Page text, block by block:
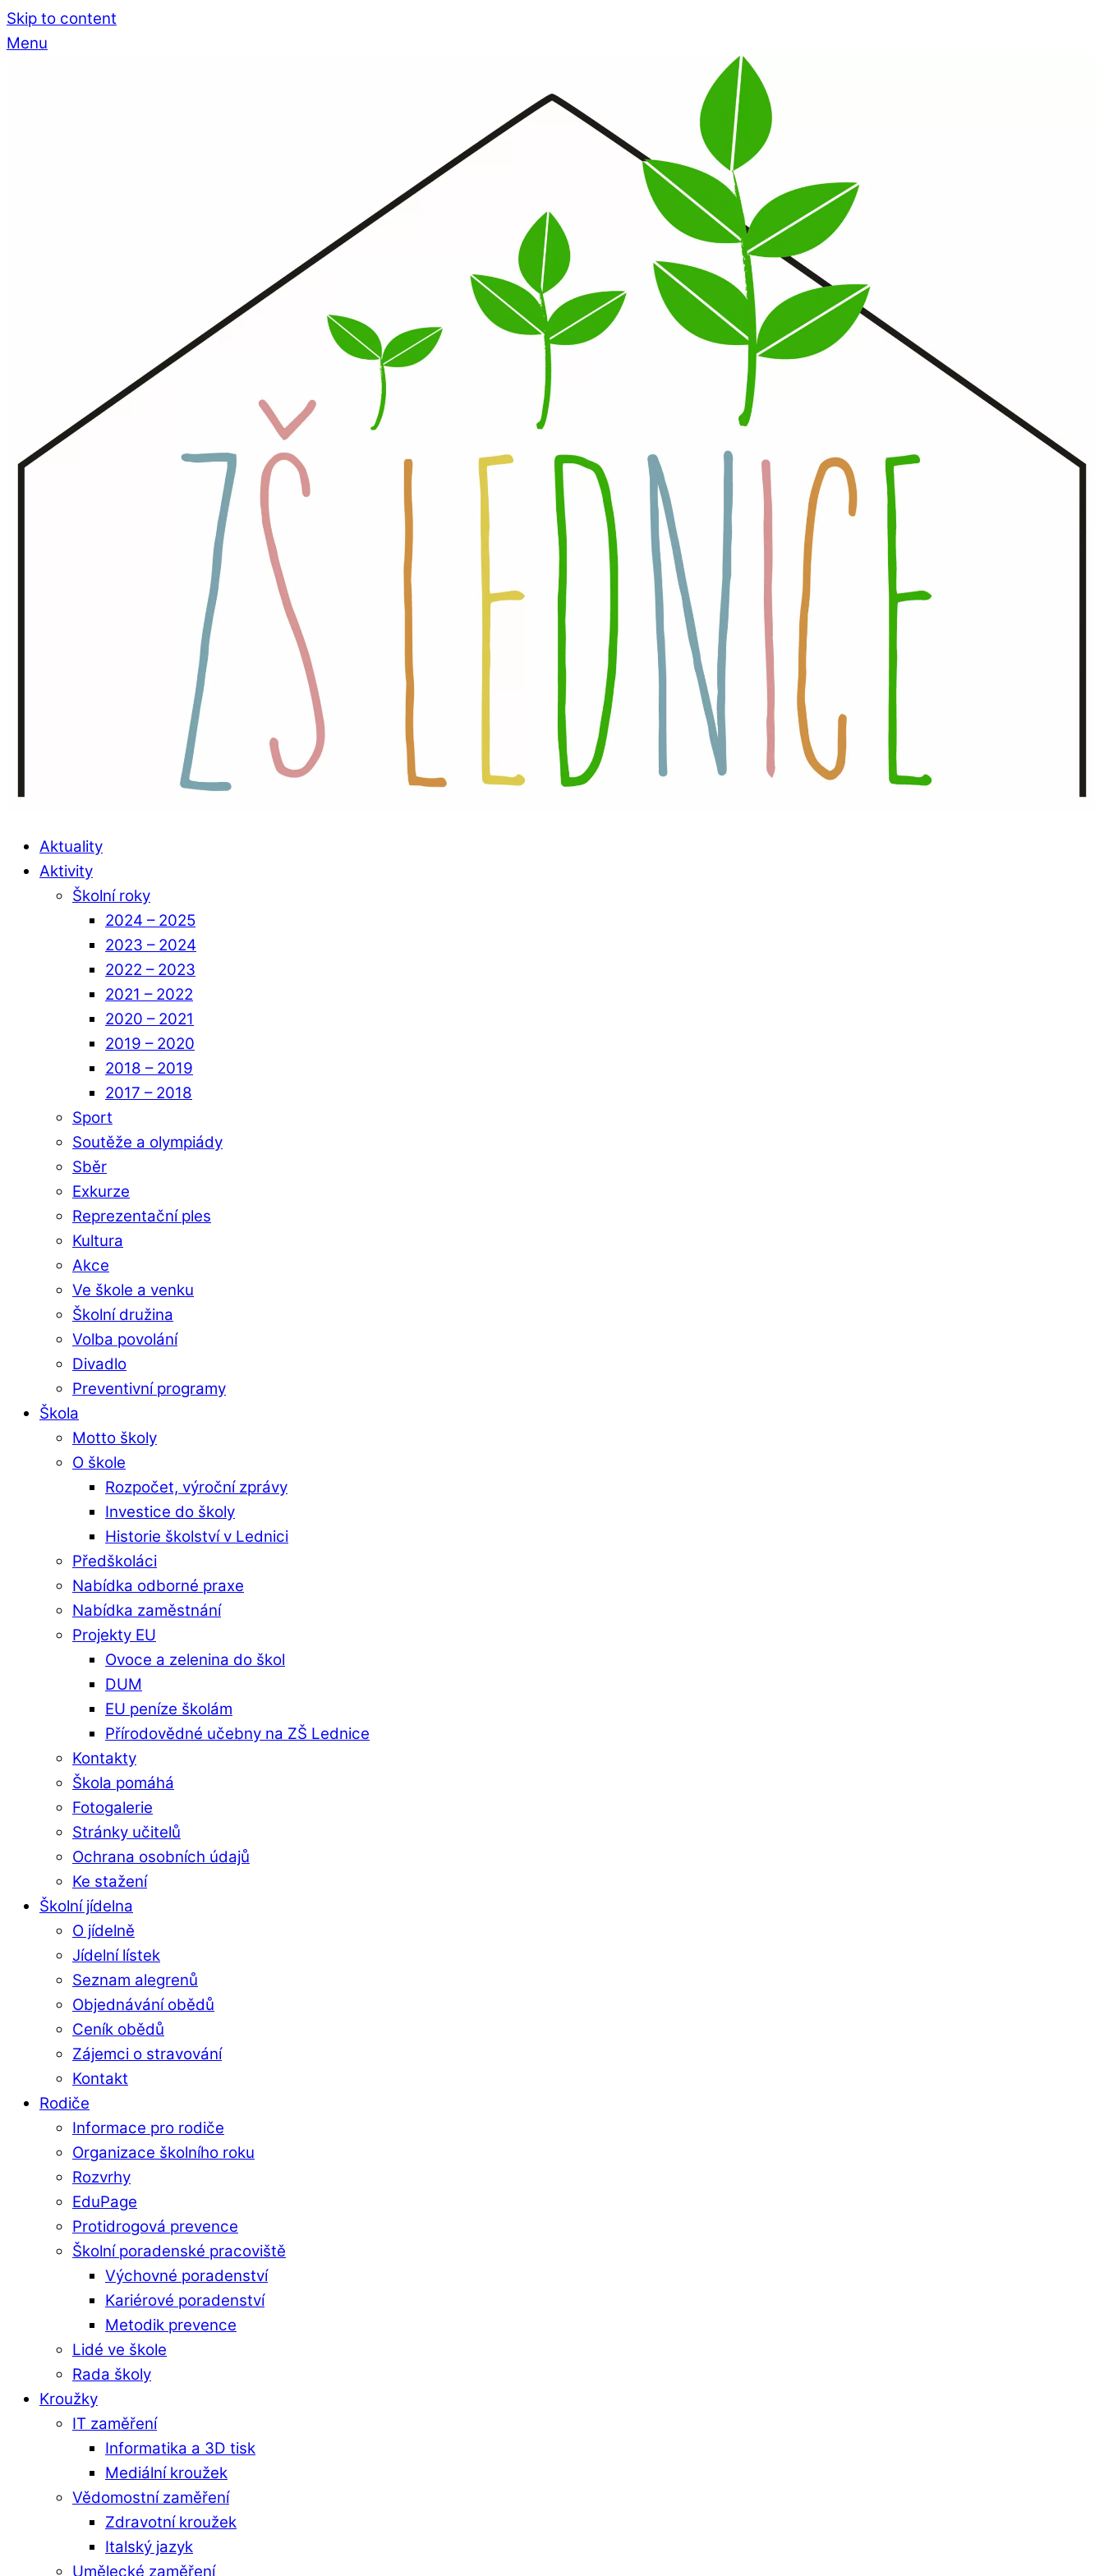
Skip to content
Menu
Aktuality
Aktivity
Školní roky
2024 – 2025
2023 – 2024
2022 – 2023
2021 – 2022
2020 – 2021
2019 – 2020
2018 – 2019
2017 – 2018
Sport
Soutěže a olympiády
Sběr
Exkurze
Reprezentační ples
Kultura
Akce
Ve škole a venku
Školní družina
Volba povolání
Divadlo
Preventivní programy
Škola
Motto školy
O škole
Rozpočet, výroční zprávy
Investice do školy
Historie školství v Lednici
Předškoláci
Nabídka odborné praxe
Nabídka zaměstnání
Projekty EU
Ovoce a zelenina do škol
DUM
EU peníze školám
Přírodovědné učebny na ZŠ Lednice
Kontakty
Škola pomáhá
Fotogalerie
Stránky učitelů
Ochrana osobních údajů
Ke stažení
Školní jídelna
O jídelně
Jídelní lístek
Seznam alegrenů
Objednávání obědů
Ceník obědů
Zájemci o stravování
Kontakt
Rodiče
Informace pro rodiče
Organizace školního roku
Rozvrhy
EduPage
Protidrogová prevence
Školní poradenské pracoviště
Výchovné poradenství
Kariérové poradenství
Metodik prevence
Lidé ve škole
Rada školy
Kroužky
IT zaměření
Informatika a 3D tisk
Mediální kroužek
Vědomostní zaměření
Zdravotní kroužek
Italský jazyk
Umělecké zaměření